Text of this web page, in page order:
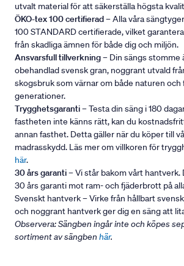
utvalt material för att säkerställa högsta
ÖKO-tex 100 certifierad– Alla våra
100 STANDARD certifierade, vilket
från skadliga ämnen för både dig och miljön.
Ansvarsfull tillverkning– Din sängs stomme
obehandlad svensk gran, noggrant utvald
skogsbruk som värnar om både naturen och
generationer.
Trygghetsgaranti– Testa din säng i 180
fastheten inte känns rätt, kan du
annan fasthet. Detta gäller när du köper till
madrasskydd. Läs mer om villkoren för
här.
30 års garanti– Vi står bakom vårt hantverk.
30 års garanti mot ram- och fjäderbrott på
Svenskt hantverk – Virke från hållbart
och noggrant hantverk ger dig en säng att
Observera: Sängben ingår inte och köpes
sortiment av sängben här.